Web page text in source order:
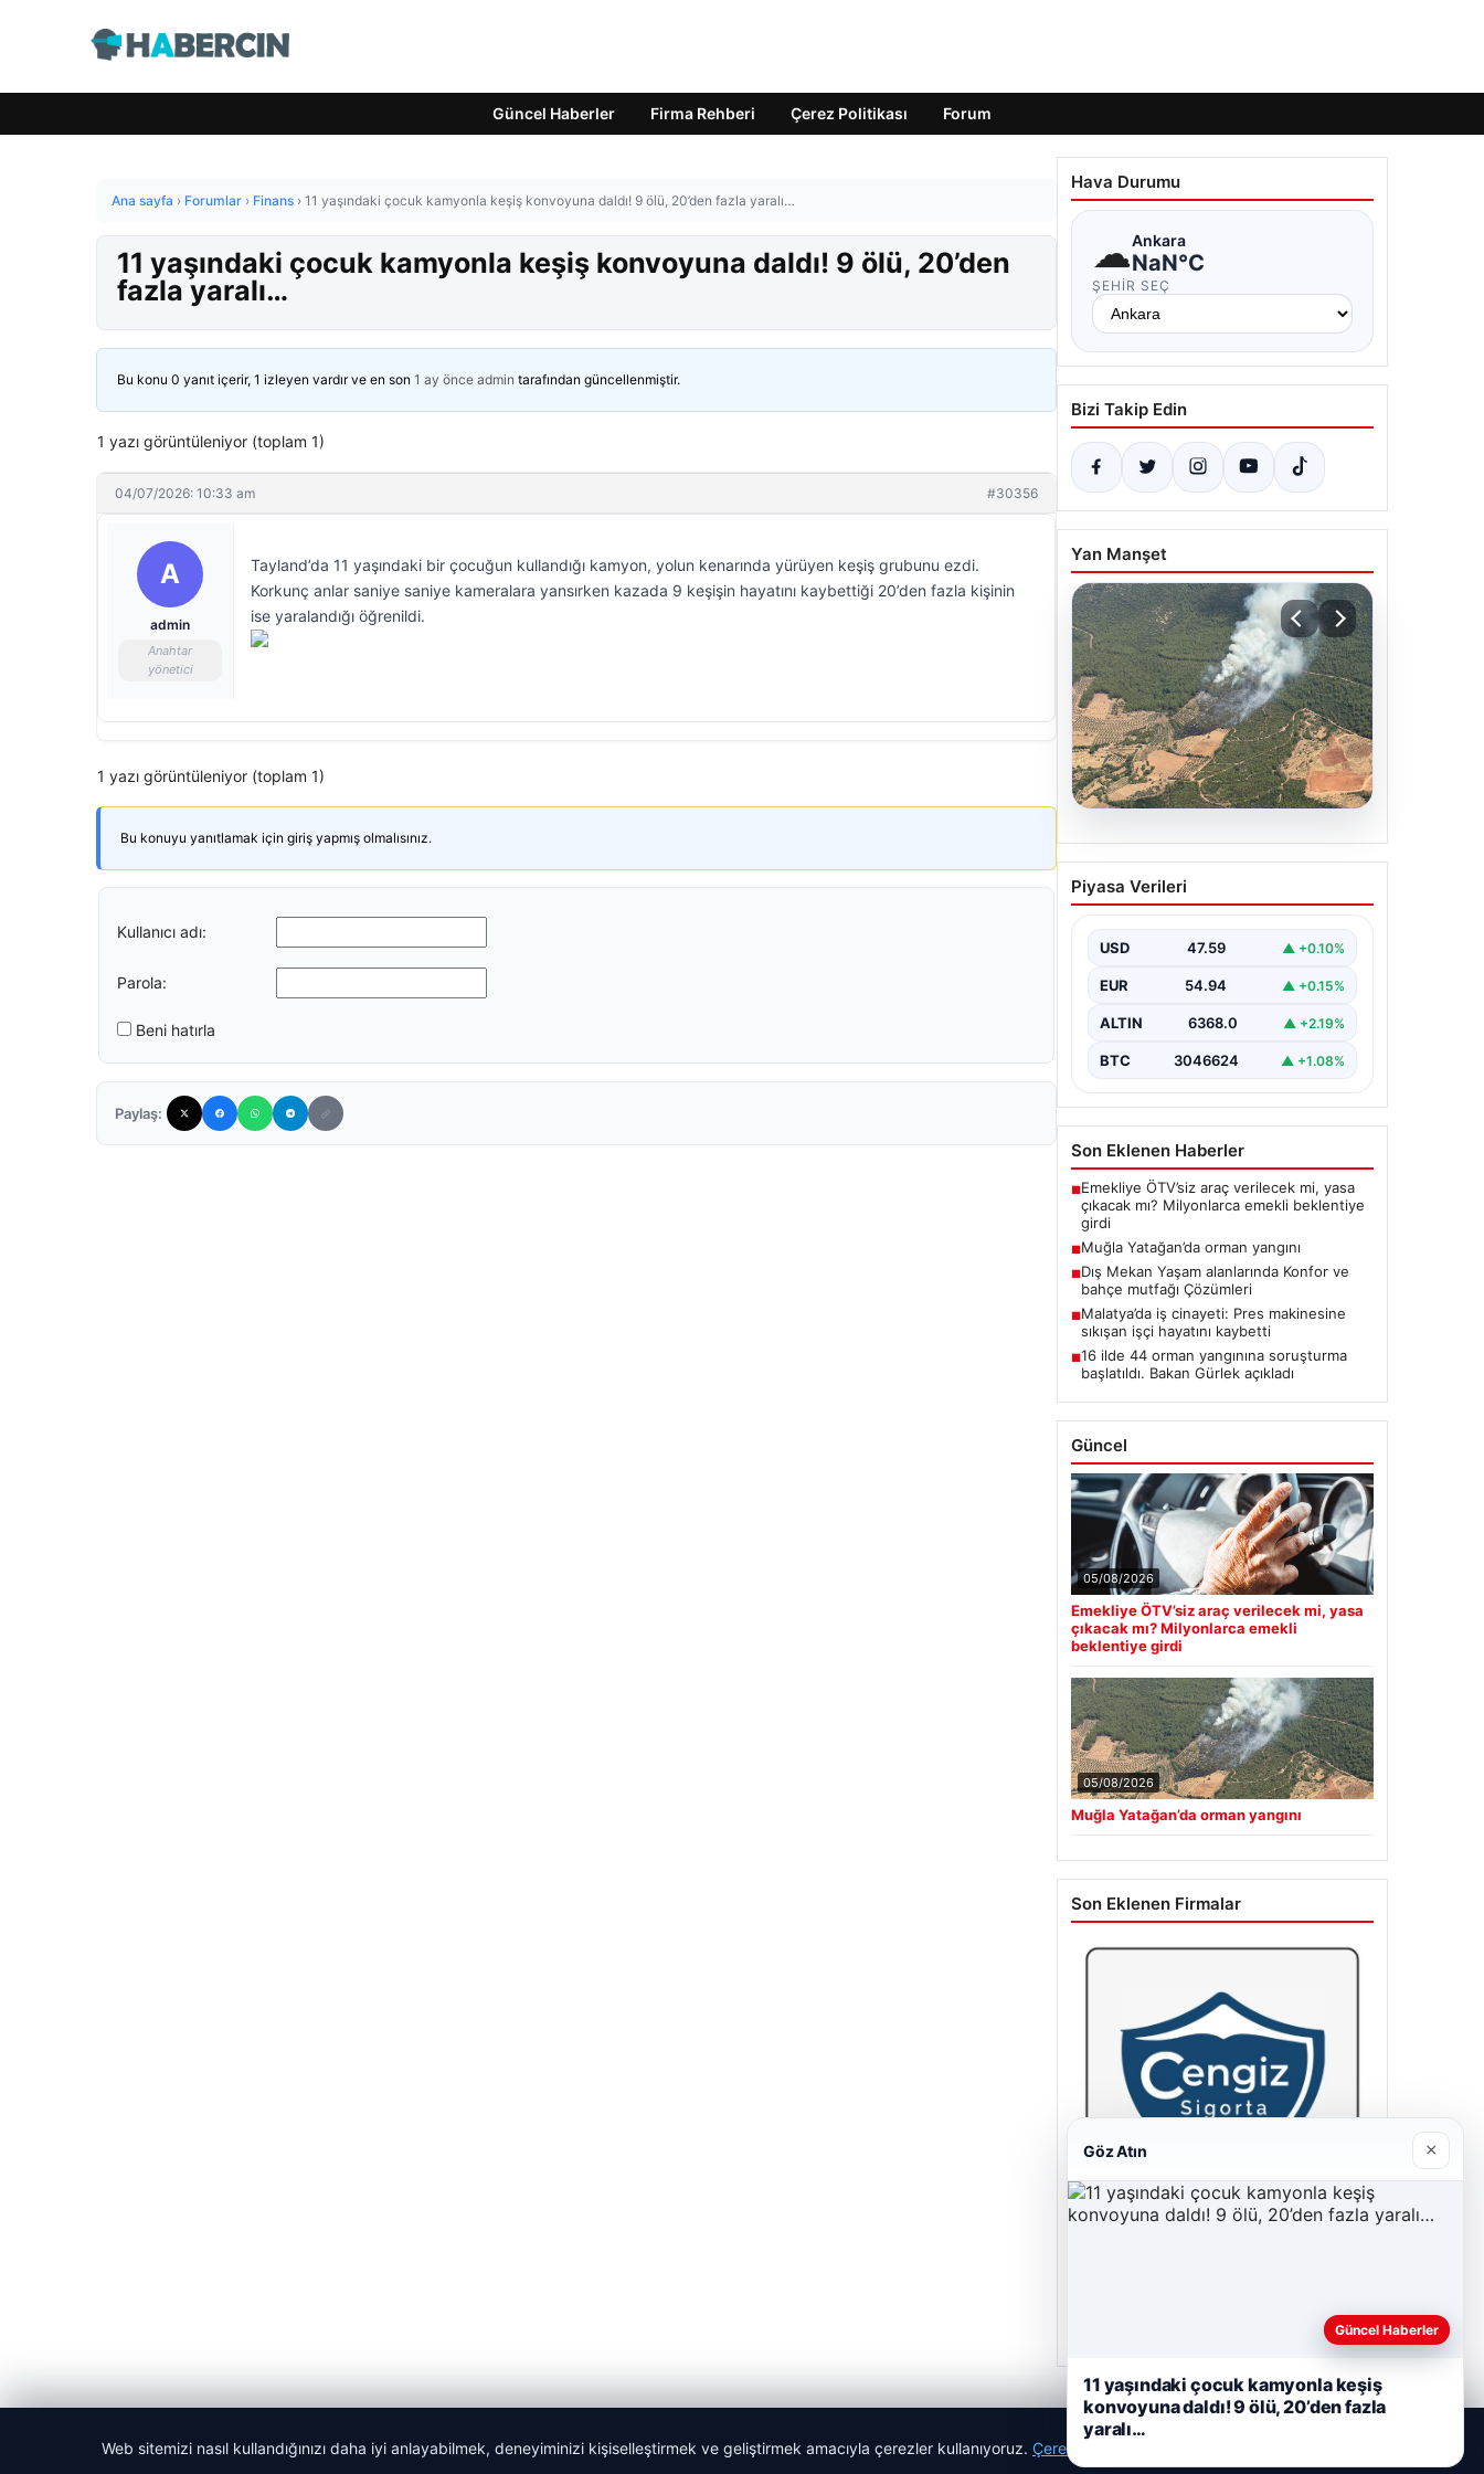
Güncel Haberler Firma Rehberi Çerez Politikası Forum
Ana sayfa › Forumlar › Finans › 11 yaşındaki çocuk kamyonla keşiş konvoyuna daldı! 9 ölü, 20’den fazla yaralı…
11 yaşındaki çocuk kamyonla keşiş konvoyuna daldı! 9 ölü, 20’den
fazla yaralı…
Bu konu 0 yanıt içerir, 1 izleyen vardır ve en son 1 ay önce admin tarafından güncellenmiştir.
1 yazı görüntüleniyor (toplam 1)
04/07/2026: 10:33 am #30356
A
admin
Anahtar
yönetici
Tayland’da 11 yaşındaki bir çocuğun kullandığı kamyon, yolun kenarında yürüyen keşiş grubunu ezdi.
Korkunç anlar saniye saniye kameralara yansırken kazada 9 keşişin hayatını kaybettiği 20’den fazla kişinin
ise yaralandığı öğrenildi.
1 yazı görüntüleniyor (toplam 1)
Bu konuyu yanıtlamak için giriş yapmış olmalısınız.
Kullanıcı adı:
Parola:
Beni hatırla
Paylaş:
Hava Durumu
☁Ankara
NaN°C
ŞEHIR SEÇ
Bizi Takip Edin
Yan Manşet
05.08.2026
Muğla Yatağan’da orman
yangını
Piyasa Verileri
USD 47.59 ▲ +0.10%
EUR 54.94 ▲ +0.15%
ALTIN 6368.0 ▲ +2.19%
BTC 3046624 ▲ +1.08%
Son Eklenen Haberler
■Emekliye ÖTV’siz araç verilecek mi, yasa
çıkacak mı? Milyonlarca emekli beklentiye
girdi
■Muğla Yatağan’da orman yangını
■Dış Mekan Yaşam alanlarında Konfor ve
bahçe mutfağı Çözümleri
■Malatya’da iş cinayeti: Pres makinesine
sıkışan işçi hayatını kaybetti
■16 ilde 44 orman yangınına soruşturma
başlatıldı. Bakan Gürlek açıkladı
Güncel
05/08/2026
Emekliye ÖTV’siz araç verilecek mi, yasa
çıkacak mı? Milyonlarca emekli
beklentiye girdi
05/08/2026
Muğla Yatağan’da orman yangını
Son Eklenen Firmalar
© 2026 Habercin – Güncel Haberler
Web sitemizi nasıl kullandığınızı daha iyi anlayabilmek, deneyiminizi kişiselleştirmek ve geliştirmek amacıyla çerezler kullanıyoruz. Çerez Politikamız
Göz Atın ×
Güncel Haberler
11 yaşındaki çocuk kamyonla keşiş
konvoyuna daldı! 9 ölü, 20’den fazla
yaralı…